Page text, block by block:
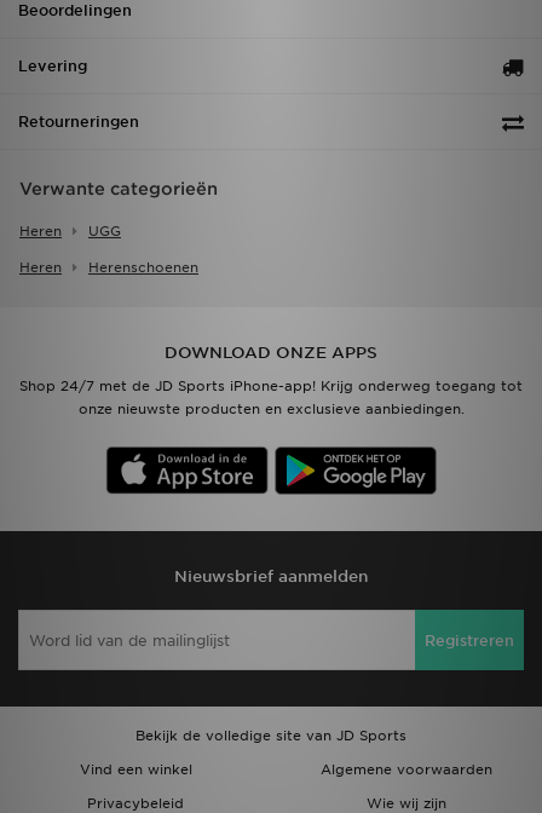
Beoordelingen
Levering
Retourneringen
Verwante categorieën
Heren UGG
Heren Herenschoenen
DOWNLOAD ONZE APPS
Shop 24/7 met de JD Sports iPhone-app! Krijg onderweg toegang tot
onze nieuwste producten en exclusieve aanbiedingen.
Nieuwsbrief aanmelden
Registreren
Bekijk de volledige site van JD Sports
Vind een winkel
Algemene voorwaarden
Privacybeleid
Wie wij zijn